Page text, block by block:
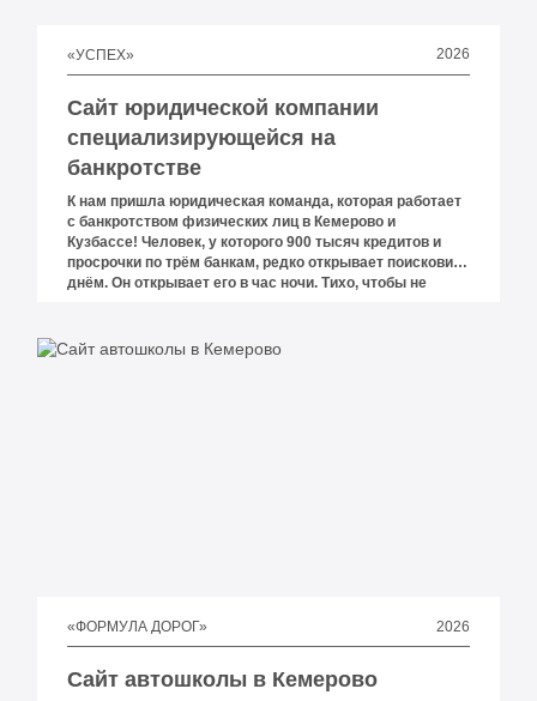
«УСПЕХ» 2026
Сайт юридической компании
специализирующейся на
банкротстве
К нам пришла юридическая команда, которая работает
с банкротством физических лиц в Кемерово и
Кузбассе! Человек, у которого 900 тысяч кредитов и
просрочки по трём банкам, редко открывает поисковик
днём. Он открывает его в час ночи. Тихо, чтобы не
Дальше идут десять вкладок подряд, и в них написано
ровно одно и то же. «Спишем все долги под ключ».
«ФОРМУЛА ДОРОГ» 2026
Сайт автошколы в Кемерово